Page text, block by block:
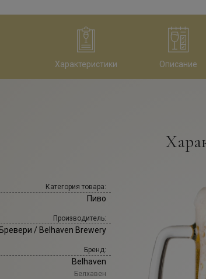
Характеристики Описание
Категория товара:
Пиво
Производитель:
/ Belhaven Brewery
Бренд:
Belhaven
Белхавен